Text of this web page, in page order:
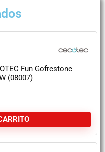
Fun Gofrestone
(08007)